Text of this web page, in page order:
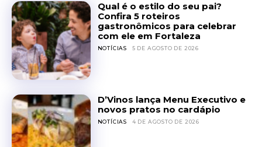
Qual é o estilo do seu pai?
Confira 5 roteiros
gastronômicos para celebrar
com ele em Fortaleza
NOTÍCIAS 5 DE AGOSTO DE 2026
D’Vinos lança Menu Executivo e
novos pratos no cardápio
NOTÍCIAS 4 DE AGOSTO DE 2026